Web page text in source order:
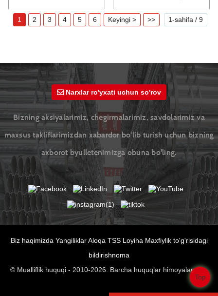
1 2 3 4 5 6 Keyingi > >> 1-sahifa / 9
Narxlar ro'yxati uchun so'rov
Bizning aksiyalarimiz, chegirmalarimiz, savdolarimiz va
maxsus takliflarimizdan xabardor bo'lib turish uchun bizning
axborot byulletenimizga obuna bo'ling.
Biz haqimizda Yangiliklar Aloqa TSS Loyiha Maxfiylik to'g'risidagi
bildirishnoma
© Mualliflik huquqi - 2010-2026: Barcha huquqlar himoyalangan.
Top